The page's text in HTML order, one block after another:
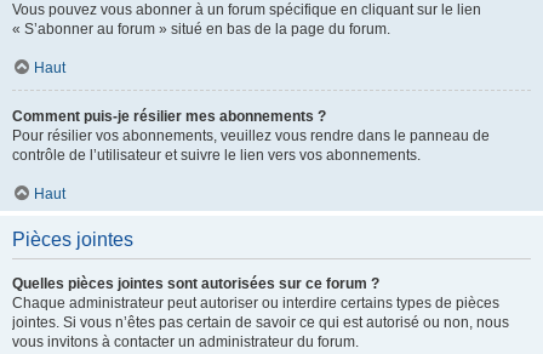
Vous pouvez vous abonner à un forum spécifique en cliquant sur le lien
« S’abonner au forum » situé en bas de la page du forum.
Haut
Comment puis-je résilier mes abonnements ?
Pour résilier vos abonnements, veuillez vous rendre dans le panneau de
contrôle de l’utilisateur et suivre le lien vers vos abonnements.
Haut
Pièces jointes
Quelles pièces jointes sont autorisées sur ce forum ?
Chaque administrateur peut autoriser ou interdire certains types de pièces
jointes. Si vous n’êtes pas certain de savoir ce qui est autorisé ou non, nous
vous invitons à contacter un administrateur du forum.